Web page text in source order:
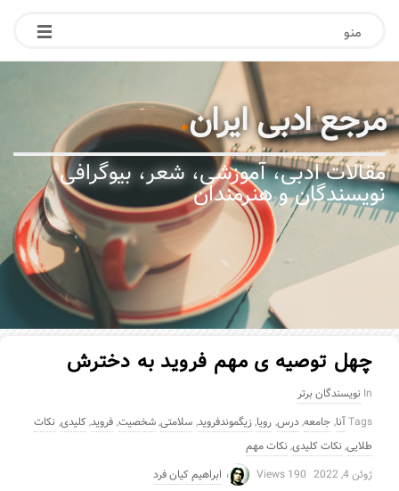
منو
مرجع ادبی ایران.
مقالات ادبی، آموزشی، شعر، بیوگرافی
نویسندگان و هنرمندان
چهل توصیه ی مهم فروید به دخترش
In نویسندگان برتر
Tagsآنا, جامعه,درس, رویا,زیگموندفروید, سلامتی,شخصیت, فروید, کلیدی, نکات
طلایی,نکات کلیدی,نکات مهم
ژوئن 4, 2022
190 Views ابراهیم کیان فرد